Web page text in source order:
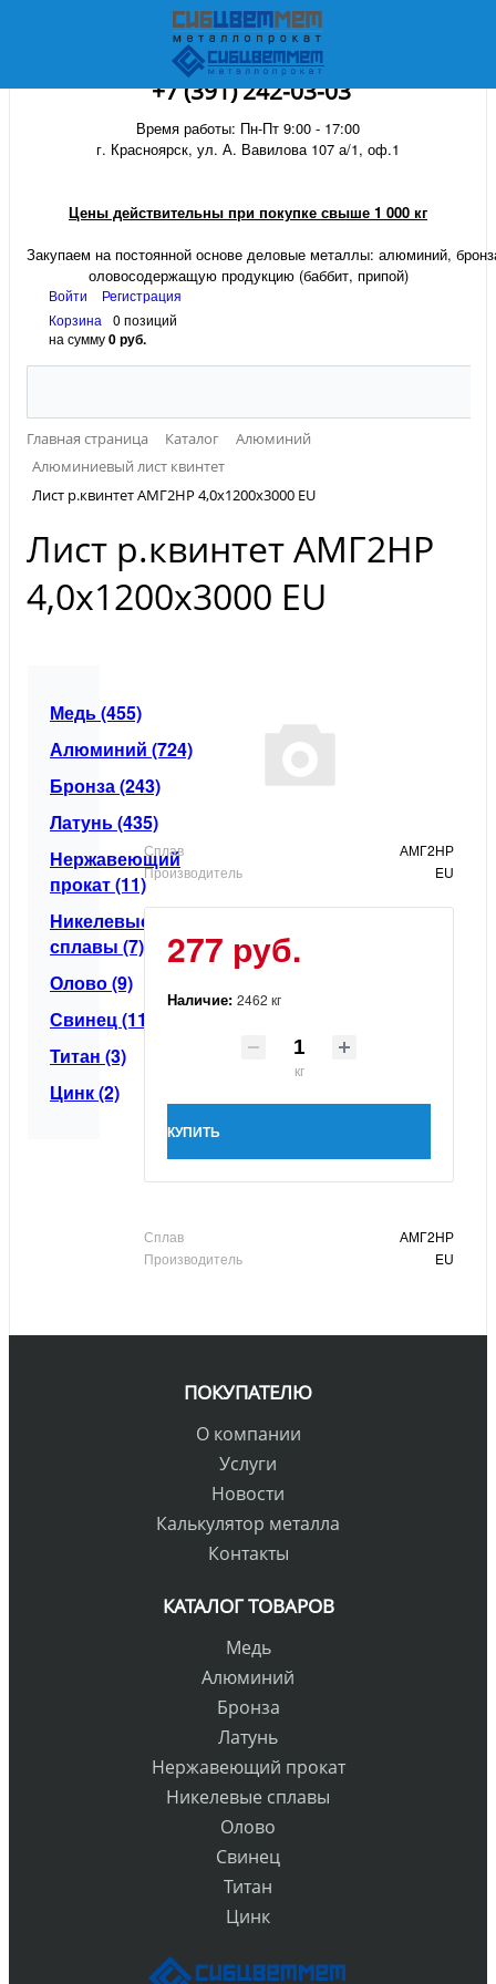
+7 (391) 242-03-03
Время работы: Пн-Пт 9:00 - 17:00
г. Красноярск, ул. А. Вавилова 107 а/1, оф.1
Цены действительны при покупке свыше 1 000 кг
Закупаем на постоянной основе деловые металлы: алюминий,
оловосодержащую продукцию (баббит, припой)
Войти
Регистрация
Корзина
0 позиций
на сумму0 руб.
Главная страница Каталог
Алюминий
Алюминиевый лист квинтет
Лист р.квинтет АМГ2НР 4,0х1200х3000 EU
Лист р.квинтет АМГ2НР
4,0х1200х3000 EU
Медь (455)
Алюминий (724)
Бронза (243)
Латунь (435)
Нержавеющий
прокат (11)
Никелевые
сплавы (7)
Олово (9)
Свинец (11)
Титан (3)
Цинк (2)
Сплав
АМГ2НР
Производитель
EU
277 руб.
Наличие: 2462 кг
кг
КУПИТЬ
Сплав
АМГ2НР
Производитель
EU
ПОКУПАТЕЛЮ
О компании
Услуги
Новости
Калькулятор металла
Контакты
КАТАЛОГ ТОВАРОВ
Медь
Алюминий
Бронза
Латунь
Нержавеющий прокат
Никелевые сплавы
Олово
Свинец
Титан
Цинк